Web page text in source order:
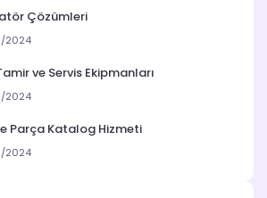
Çözümleri
2024
ve Servis Ekipmanları
2024
Parça Katalog Hizmeti
2024